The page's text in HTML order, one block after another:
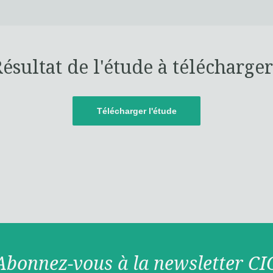
de l'étude à
Télécharger l'étude
vous à la newsletter